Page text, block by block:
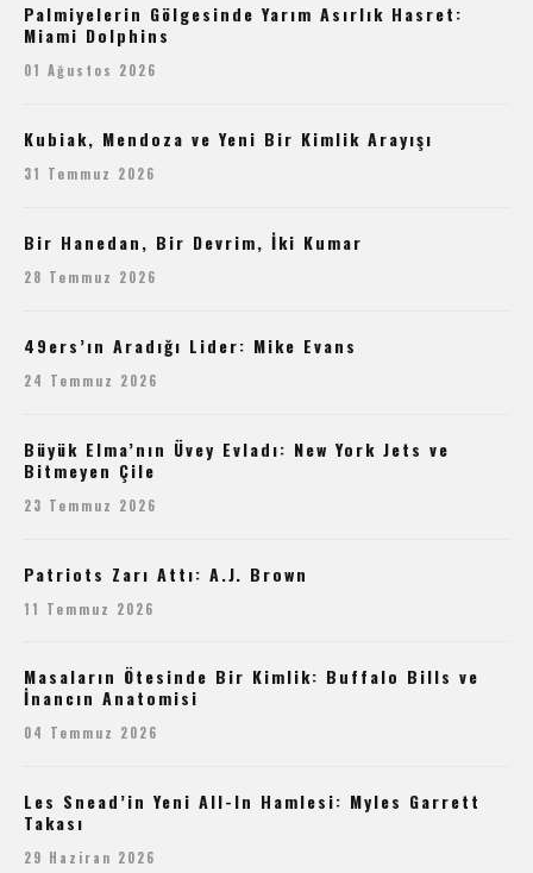
Palmiyelerin Gölgesinde Yarım Asırlık Hasret:
Miami Dolphins
01 Ağustos 2026
Kubiak, Mendoza ve Yeni Bir Kimlik Arayışı
31 Temmuz 2026
Bir Hanedan, Bir Devrim, İki Kumar
28 Temmuz 2026
49ers’ın Aradığı Lider: Mike Evans
24 Temmuz 2026
Büyük Elma’nın Üvey Evladı: New York Jets ve
Bitmeyen Çile
23 Temmuz 2026
Patriots Zarı Attı: A.J. Brown
11 Temmuz 2026
Masaların Ötesinde Bir Kimlik: Buffalo Bills ve
İnancın Anatomisi
04 Temmuz 2026
Les Snead’in Yeni All-In Hamlesi: Myles Garrett
Takası
29 Haziran 2026